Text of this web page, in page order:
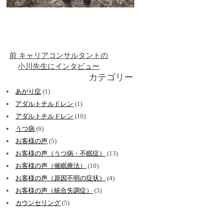
前 キャリアコンサルタントの
小川先生にインタビュー
カテゴリー
あがり症 (1)
アダルトチルドレン (1)
アダルトチルドレン (10)
うつ病 (6)
お客様の声 (5)
お客様の声（うつ病・不眠症）
(13)
お客様の声（催眠療法）
(10)
お客様の声（原因不明の症状）
(4)
お客様の声（統合失調症）
(3)
カウンセリング (5)